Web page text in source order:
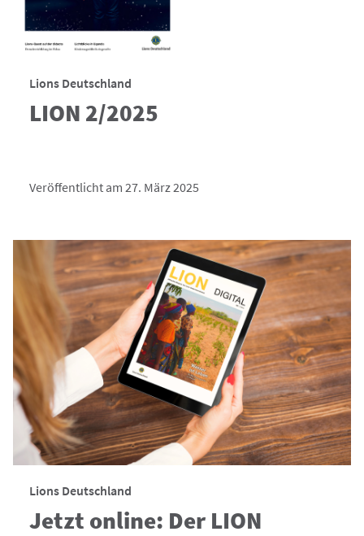
Lions Deutschland
LION 2/2025
Veröffentlicht am 27. März 2025
Lions Deutschland
Jetzt online: Der LION